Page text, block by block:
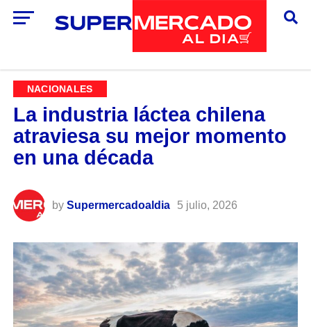
NACIONALES
La industria láctea chilena
atraviesa su mejor momento
en una década
by Supermercadoaldia 5 julio, 2026